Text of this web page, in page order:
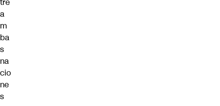
tre
a
m
ba
s
na
cio
ne
s